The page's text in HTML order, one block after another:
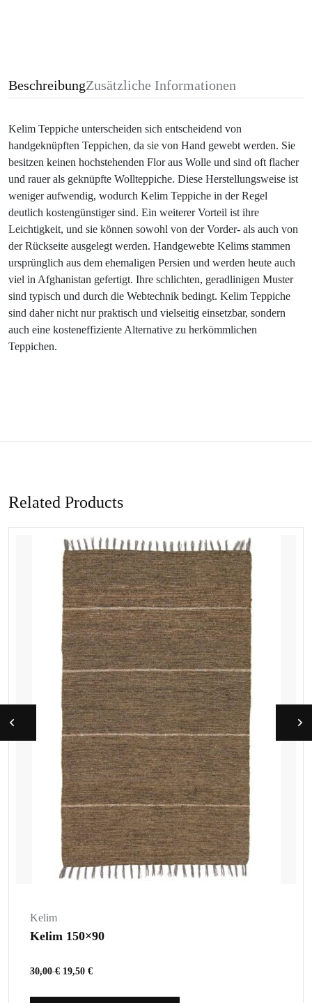
BeschreibungZusätzliche Informationen
Kelim Teppiche unterscheiden sich entscheidend von
handgeknüpften Teppichen, da sie von Hand gewebt werden. Sie
besitzen keinen hochstehenden Flor aus Wolle und sind oft flacher
und rauer als geknüpfte Wollteppiche. Diese Herstellungsweise ist
weniger aufwendig, wodurch Kelim Teppiche in der Regel
deutlich kostengünstiger sind. Ein weiterer Vorteil ist ihre
Leichtigkeit, und sie können sowohl von der Vorder- als auch von
der Rückseite ausgelegt werden. Handgewebte Kelims stammen
ursprünglich aus dem ehemaligen Persien und werden heute auch
viel in Afghanistan gefertigt. Ihre schlichten, geradlinigen Muster
sind typisch und durch die Webtechnik bedingt. Kelim Teppiche
sind daher nicht nur praktisch und vielseitig einsetzbar, sondern
auch eine kosteneffiziente Alternative zu herkömmlichen
Teppichen.
Related Products
Kelim
Kelim 150×90
30,00€ 19,50 €